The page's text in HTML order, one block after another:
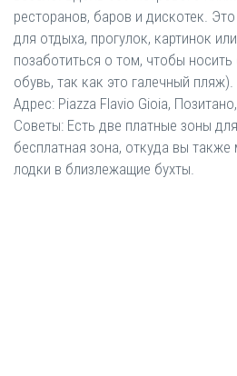
ресторанов, баров и дискотек.
для отдыха, прогулок, картинок
позаботиться о том, чтобы
обувь, так как это галечный пляж).
Адрес: Piazza Flavio Gioia,
Советы: Есть две платные зоны
бесплатная зона, откуда вы
лодки в близлежащие бухты.